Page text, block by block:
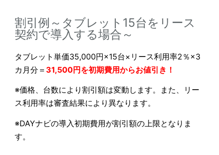
割引例～タブレット15台をリース
契約で導入する場合～
タブレット単価35,000円×15台×リース利用率2％×3
カ月分＝ 31,500円を初期費用からお値引き！
※価格、台数により割引額は変動します。また、リー
ス利用率は審査結果により異なります。
※DAYナビの導入初期費用が割引額の上限となりま
す。